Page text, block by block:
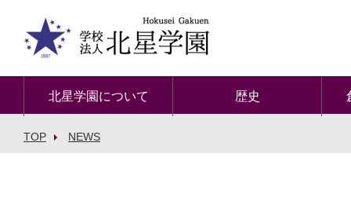
北星学園について 歴史
TOP NEWS